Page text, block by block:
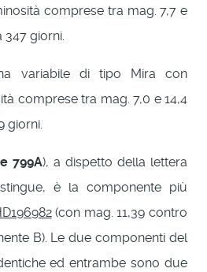
comprese tra mag. 7,7 e
347 giorni.
variabile di tipo Mira con
comprese tra mag. 7,0 e 14,4
giorni.
799A), a dispetto della lettera
è la componente più
(con mag. 11,39 contro
B). Le due componenti del
ed entrambe sono due